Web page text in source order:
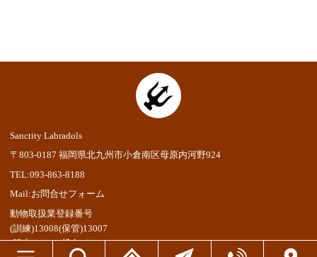
Sanctity Labradols
〒803-0187 福岡県北九州市小倉南区母原内河野924
TEL:093-863-8188
Mail:お問合せフォーム
動物取扱業登録番号
(訓練)13008(保管)13007
(販売)13006(貸出)18023